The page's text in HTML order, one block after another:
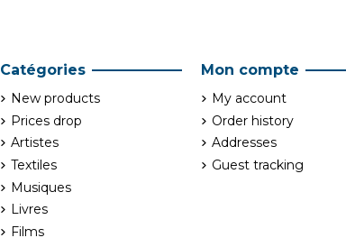
Catégories
New products
Prices drop
Artistes
Textiles
Musiques
Livres
Films
Mon compte
My account
Order history
Addresses
Guest tracking